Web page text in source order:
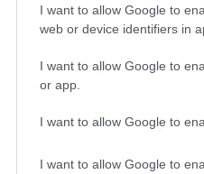
I want to allow Google to
web or device identifiers in
I want to allow Google to
or app.
I want to allow Google to
I want to allow Google to